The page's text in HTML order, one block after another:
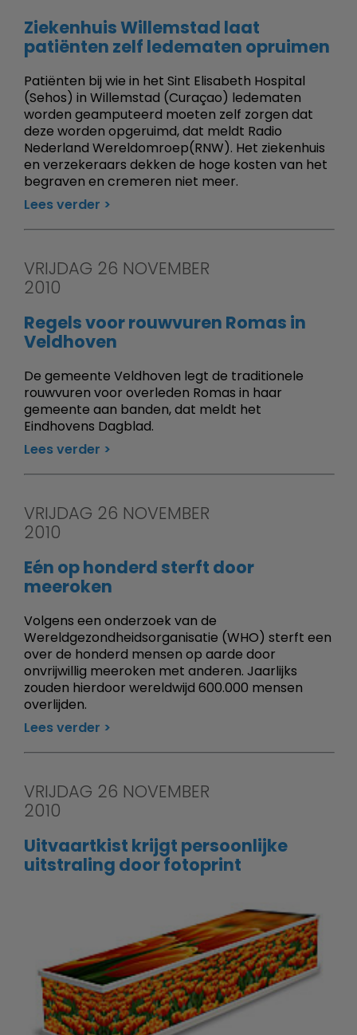
Ziekenhuis Willemstad laat
patiënten zelf ledematen opruimen
Patiënten bij wie in het Sint Elisabeth Hospital
(Sehos) in Willemstad (Curaçao) ledematen
worden geamputeerd moeten zelf zorgen dat
deze worden opgeruimd, dat meldt Radio
Nederland Wereldomroep(RNW). Het ziekenhuis
en verzekeraars dekken de hoge kosten van het
begraven en cremeren niet meer.
Lees verder
VRIJDAG 26 NOVEMBER
2010
Regels voor rouwvuren Romas in
Veldhoven
De gemeente Veldhoven legt de traditionele
rouwvuren voor overleden Romas in haar
gemeente aan banden, dat meldt het
Eindhovens Dagblad.
Lees verder
VRIJDAG 26 NOVEMBER
2010
Eén op honderd sterft door
meeroken
Volgens een onderzoek van de
Wereldgezondheidsorganisatie (WHO) sterft een
over de honderd mensen op aarde door
onvrijwillig meeroken met anderen. Jaarlijks
zouden hierdoor wereldwijd 600.000 mensen
overlijden.
Lees verder
VRIJDAG 26 NOVEMBER
2010
Uitvaartkist krijgt persoonlijke
uitstraling door fotoprint